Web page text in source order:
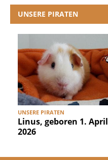
UNSERE PIRATEN
UNSERE PIRATEN
Linus, geboren 1. April
2026